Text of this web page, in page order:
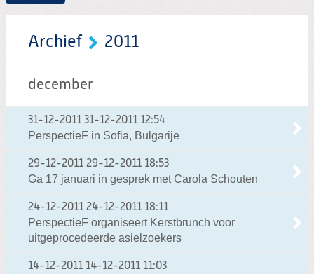
Archief 2011
december
31-12-2011 31-12-2011 12:54
PerspectieF in Sofia, Bulgarije
29-12-2011 29-12-2011 18:53
Ga 17 januari in gesprek met Carola Schouten
24-12-2011 24-12-2011 18:11
PerspectieF organiseert Kerstbrunch voor
uitgeprocedeerde asielzoekers
14-12-2011 14-12-2011 11:03